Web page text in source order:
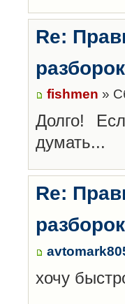
Re:
разборок
fishmen »
Долго!
думать...
Re:
разборок
хочу